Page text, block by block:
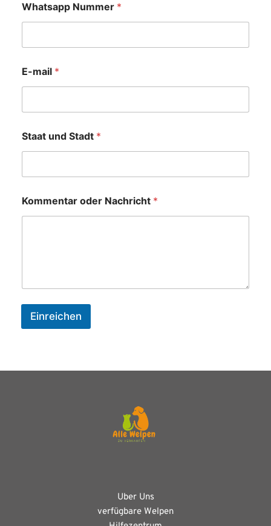
Whatsapp Nummer *
E-mail *
Staat und Stadt *
Kommentar oder Nachricht *
Einreichen
Uber Uns
verfügbare Welpen